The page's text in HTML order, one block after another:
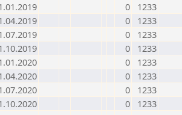
0
1233
0
1233
0
1233
0
1233
0
1233
0
1233
0
1233
0
1233